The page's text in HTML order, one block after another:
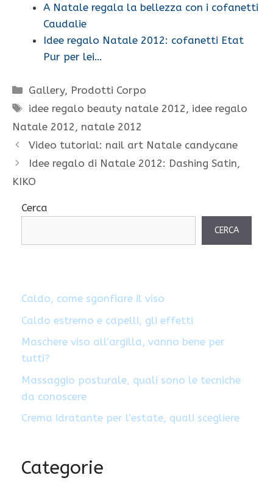
A Natale regala la bellezza con i cofanetti
Caudalie
Idee regalo Natale 2012: cofanetti Etat
Pur per lei…
Categorie
Gallery, Prodotti Corpo
Tag
idee regalo beauty natale 2012 , idee regalo
Natale 2012 , natale 2012
Video tutorial: nail art Natale candycane
Idee regalo di Natale 2012: Dashing Satin,
KIKO
Cerca
CERCA
Caldo, come sgonfiare il viso
Caldo estremo e capelli, gli effetti
Maschere viso all’argilla, vanno bene per
tutti?
Massaggio posturale, quali sono le tecniche
da conoscere
Crema idratante per l’estate, quali scegliere
Categorie